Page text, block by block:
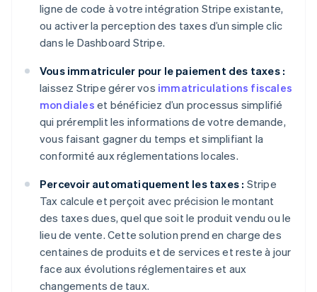
ligne de code à votre intégration Stripe existante,
ou activer la perception des taxes d’un simple clic
dans le Dashboard Stripe.
Vous immatriculer pour le paiement des taxes :
laissez Stripe gérer vos immatriculations fiscales
mondiales et bénéficiez d’un processus simplifié
qui préremplit les informations de votre demande,
vous faisant gagner du temps et simplifiant la
conformité aux réglementations locales.
Percevoir automatiquement les taxes : Stripe
Tax calcule et perçoit avec précision le montant
des taxes dues, quel que soit le produit vendu ou le
lieu de vente. Cette solution prend en charge des
centaines de produits et de services et reste à jour
face aux évolutions réglementaires et aux
changements de taux.